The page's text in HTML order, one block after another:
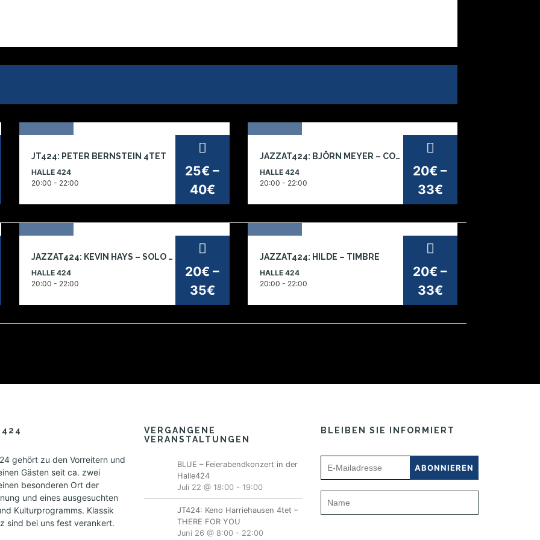
sep
2026
JT424: PETER BERNSTEIN 4TET
HALLE 424
20:00 - 22:00
25€ –
40€
2026
JAZZAT424: BJÖRN MEYER – CONVERGENCE (CH)
HALLE 424
20:00 - 22:00
20€ –
33€
2026
JAZZAT424: KEVIN HAYS – SOLO PIANO
HALLE 424
20:00 - 22:00
20€ –
35€
2026
JAZZAT424: HILDE – TIMBRE
HALLE 424
20:00 - 22:00
20€ –
33€
gehört zu den Vorreitern und
Gästen seit ca. zwei
besonderen Ort der
und eines ausgesuchten
Kulturprogramms. Klassik
sind bei uns fest verankert.
VERGANGENE
VERANSTALTUNGEN
BLUE – Feierabendkonzert in der
Halle424
Juli 22 @ 18:00 - 19:00
JT424: Keno Harriehausen 4tet –
THERE FOR YOU
Juni 26 @ 8:00 - 22:00
BLEIBEN SIE INFORMIERT